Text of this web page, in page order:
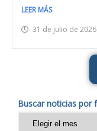
LEER MÁS
31 de julio de 2026
Buscar noticias por